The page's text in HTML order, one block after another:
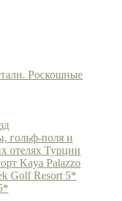
Роскошные
гольф-поля и
отелях Турции
Kaya Palazzo
Golf Resort 5*